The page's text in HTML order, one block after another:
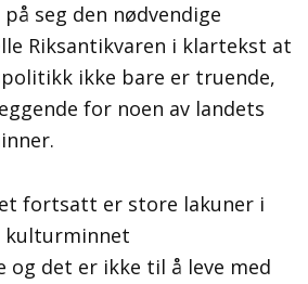
seg den nødvendige
Riksantikvaren i klartekst at
ikke bare er truende,
for noen av landets
fortsatt er store lakuner i
kulturminnet
og det er ikke til å leve med